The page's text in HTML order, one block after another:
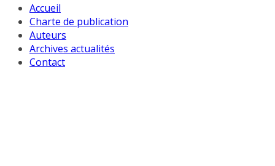
Accueil
Charte de publication
Auteurs
Archives actualités
Contact